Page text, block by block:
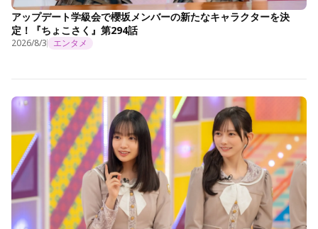
アップデート学級会で櫻坂メンバーの新たなキャラクターを決
定！『ちょこさく』第294話
2026/8/3 エンタメ